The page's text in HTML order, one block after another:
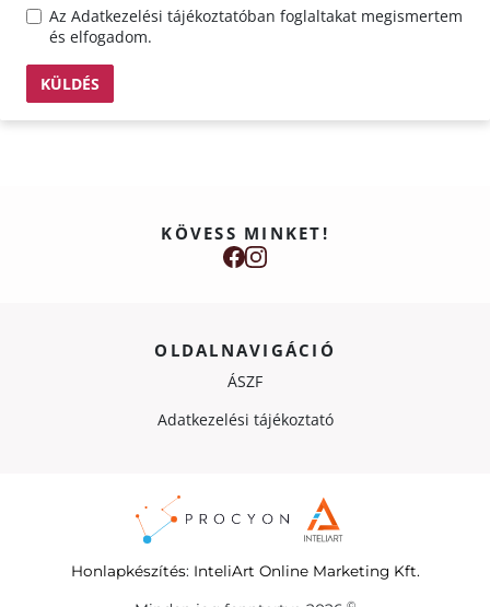
Az Adatkezelési tájékoztatóban foglaltakat megismertem
és elfogadom.
KÜLDÉS
KÖVESS MINKET!
OLDALNAVIGÁCIÓ
ÁSZF
Adatkezelési tájékoztató
Honlapkészítés: InteliArt Online Marketing Kft.